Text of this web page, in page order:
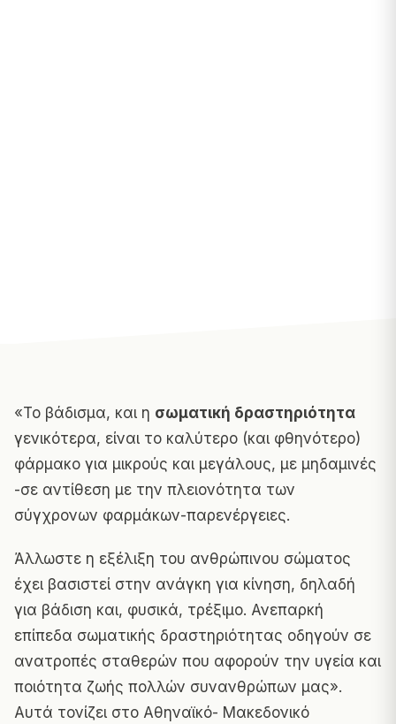
«Το βάδισμα, και η σωματική δραστηριότητα
γενικότερα, είναι το καλύτερο (και φθηνότερο)
φάρμακο για μικρούς και μεγάλους, με μηδαμινές
-σε αντίθεση με την πλειονότητα των
σύγχρονων φαρμάκων-παρενέργειες.
Άλλωστε η εξέλιξη του ανθρώπινου σώματος
έχει βασιστεί στην ανάγκη για κίνηση, δηλαδή
για βάδιση και, φυσικά, τρέξιμο. Ανεπαρκή
επίπεδα σωματικής δραστηριότητας οδηγούν σε
ανατροπές σταθερών που αφορούν την υγεία και
ποιότητα ζωής πολλών συνανθρώπων μας».
Αυτά τονίζει στο Αθηναϊκό- Μακεδονικό